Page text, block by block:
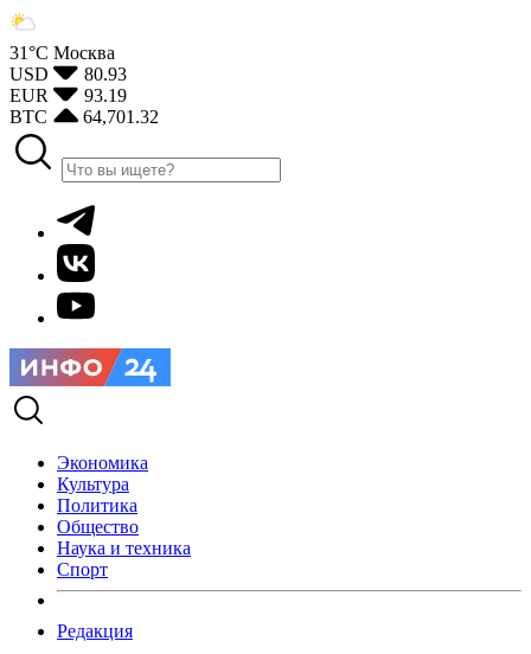
31°С Москва
USD
80.93
EUR
93.19
BTC
64,701.32
Экономика
Культура
Политика
Общество
Наука и техника
Спорт
Редакция